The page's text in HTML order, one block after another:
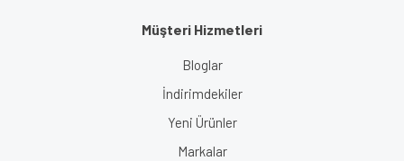
Müşteri Hizmetleri
Bloglar
İndirimdekiler
Yeni Ürünler
Markalar